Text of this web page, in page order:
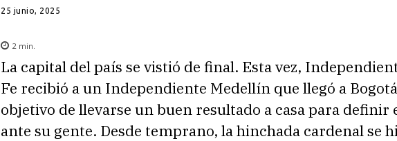
25 junio, 2025
2 min.
La capital del país se vistió de final. Esta vez,
Fe recibió a un Independiente Medellín que llegó a
objetivo de llevarse un buen resultado a casa para definir
ante su gente. Desde temprano, la hinchada cardenal se